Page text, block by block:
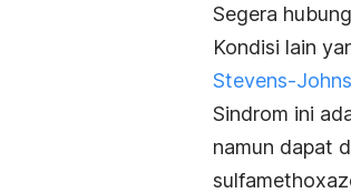
Segera
Kondisi lain
Stevens-
Sindrom ini
namun dapat